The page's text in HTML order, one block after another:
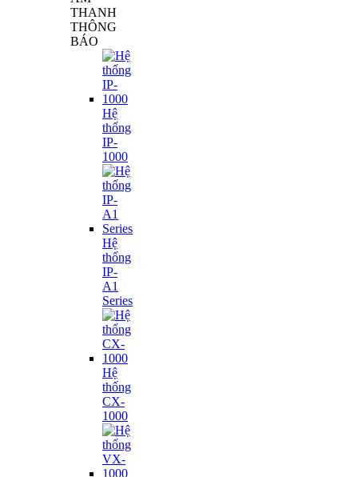
THANH
THÔNG
BÁO
Hệ
thống
IP-
1000
Hệ
thống
IP-
A1
Series
Hệ
thống
CX-
1000